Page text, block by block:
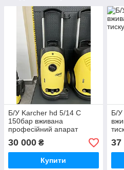
Б/У Karcher hd 5/14 C
150бар вживана
професійний апарат
високого тиску
30 000 ₴
Купити
Б/У
37